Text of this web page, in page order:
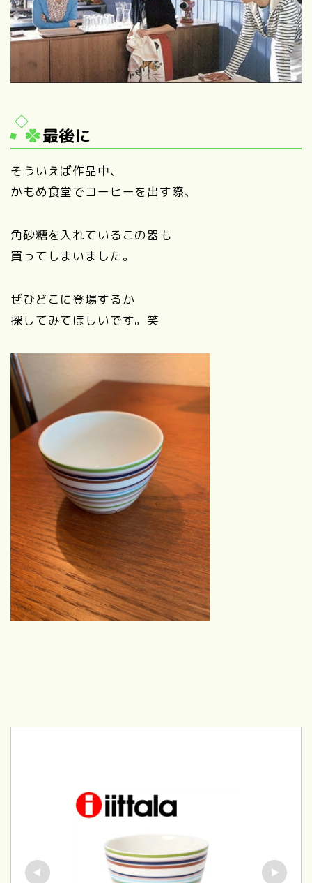
最後に
そういえば作品中、
かもめ食堂でコーヒーを出す際、
角砂糖を入れているこの器も
買ってしまいました。
ぜひどこに登場するか
探してみてほしいです。笑